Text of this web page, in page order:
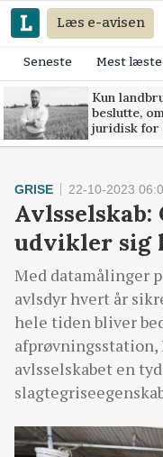
Læs e-avisen
Seneste Mest læste
Kun
beslutte,
juridisk for
GRISE 22-10-2023
udvikler sig
Med datamålinger
avlsdyr hvert år
hele tiden bliver
afprøvningsstation,
avlsselskabet en